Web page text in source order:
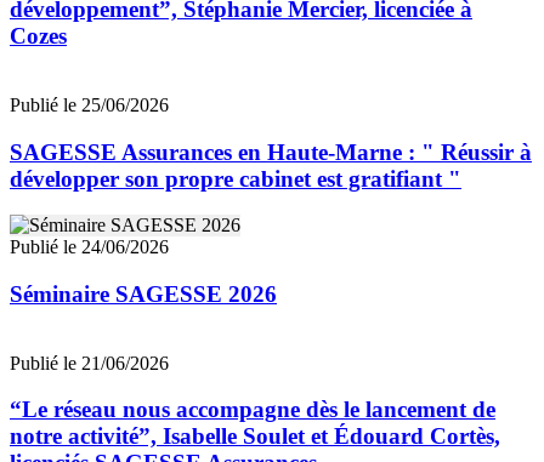
développement”, Stéphanie Mercier, licenciée à
Cozes
Publié le 25/06/2026
SAGESSE Assurances en Haute-Marne : " Réussir à
développer son propre cabinet est gratifiant "
Publié le 24/06/2026
Séminaire SAGESSE 2026
Publié le 21/06/2026
“Le réseau nous accompagne dès le lancement de
notre activité”, Isabelle Soulet et Édouard Cortès,